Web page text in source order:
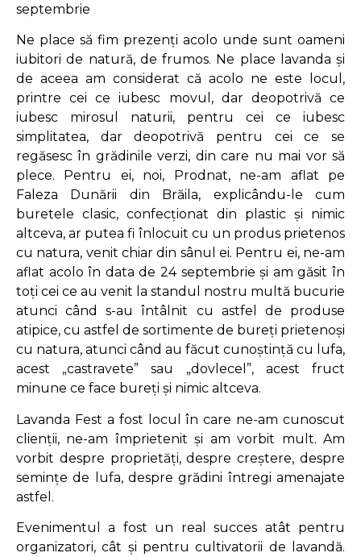
septembrie
Ne place să fim prezenți acolo unde sunt oameni
iubitori de natură, de frumos. Ne place lavanda și
de aceea am considerat că acolo ne este locul,
printre cei ce iubesc movul, dar deopotrivă ce
iubesc mirosul naturii, pentru cei ce iubesc
simplitatea, dar deopotrivă pentru cei ce se
regăsesc în grădinile verzi, din care nu mai vor să
plece. Pentru ei, noi, Prodnat, ne-am aflat pe
Faleza Dunării din Brăila, explicându-le cum
buretele clasic, confecționat din plastic și nimic
altceva, ar putea fi înlocuit cu un produs prietenos
cu natura, venit chiar din sânul ei. Pentru ei, ne-am
aflat acolo în data de 24 septembrie și am găsit în
toți cei ce au venit la standul nostru multă bucurie
atunci când s-au întâlnit cu astfel de produse
atipice, cu astfel de sortimente de bureți prietenoși
cu natura, atunci când au făcut cunoștință cu lufa,
acest „castravete” sau „dovlecel”, acest fruct
minune ce face bureți și nimic altceva.
Lavanda Fest a fost locul în care ne-am cunoscut
clienții, ne-am împrietenit și am vorbit mult. Am
vorbit despre proprietăți, despre creștere, despre
semințe de lufa, despre grădini întregi amenajate
astfel.
Evenimentul a fost un real succes atât pentru
organizatori, cât și pentru cultivatorii de lavandă.